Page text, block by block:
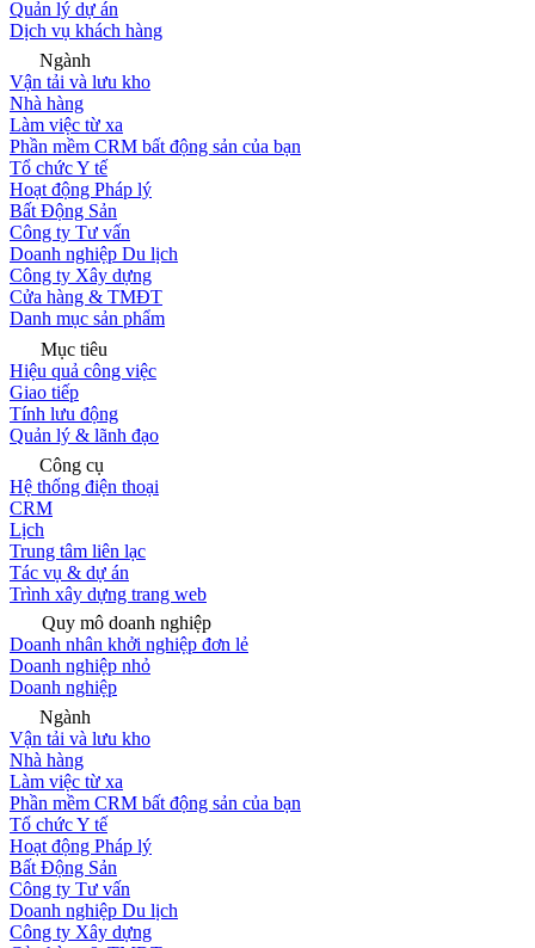
Quản lý dự án
Dịch vụ khách hàng
Ngành
Vận tải và lưu kho
Nhà hàng
Làm việc từ xa
Phần mềm CRM bất động sản của bạn
Tổ chức Y tế
Hoạt động Pháp lý
Bất Động Sản
Công ty Tư vấn
Doanh nghiệp Du lịch
Công ty Xây dựng
Cửa hàng & TMĐT
Danh mục sản phẩm
Mục tiêu
Hiệu quả công việc
Giao tiếp
Tính lưu động
Quản lý & lãnh đạo
Công cụ
Hệ thống điện thoại
CRM
Lịch
Trung tâm liên lạc
Tác vụ & dự án
Trình xây dựng trang web
Quy mô doanh nghiệp
Doanh nhân khởi nghiệp đơn lẻ
Doanh nghiệp nhỏ
Doanh nghiệp
Ngành
Vận tải và lưu kho
Nhà hàng
Làm việc từ xa
Phần mềm CRM bất động sản của bạn
Tổ chức Y tế
Hoạt động Pháp lý
Bất Động Sản
Công ty Tư vấn
Doanh nghiệp Du lịch
Công ty Xây dựng